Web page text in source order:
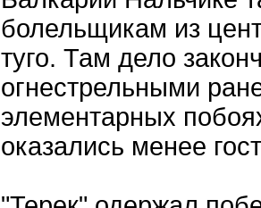
болельщикам из
туго. Там дело
огнестрельными
элементарных
оказались менее